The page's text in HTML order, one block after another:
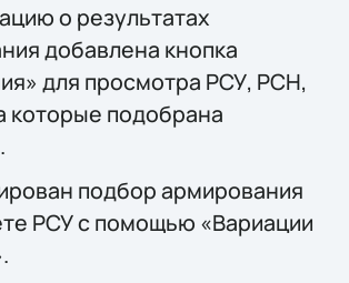
о результатах
добавлена кнопка
для просмотра РСУ, РСН,
которые подобрана
подбор армирования
РСУ с помощью «Вариации